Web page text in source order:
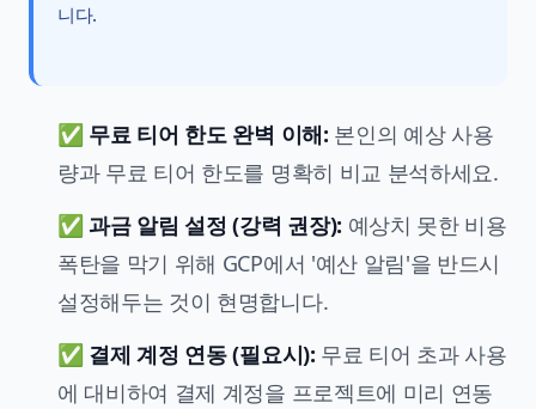
니다.
✅ 무료 티어 한도 완벽 이해: 본인의 예상 사용
량과 무료 티어 한도를 명확히 비교 분석하세요.
✅ 과금 알림 설정 (강력 권장): 예상치 못한 비용
폭탄을 막기 위해 GCP에서 '예산 알림'을 반드시
설정해두는 것이 현명합니다.
✅ 결제 계정 연동 (필요시): 무료 티어 초과 사용
에 대비하여 결제 계정을 프로젝트에 미리 연동